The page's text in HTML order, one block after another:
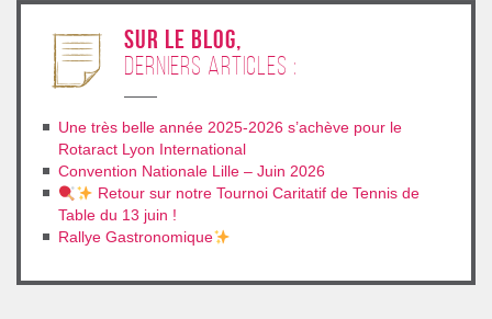
sur le blog,
derniers articles :
Une très belle année 2025-2026 s’achève pour le
Rotaract Lyon International
Convention Nationale Lille – Juin 2026
Retour sur notre Tournoi Caritatif de Tennis de
Table du 13 juin !
Rallye Gastronomique